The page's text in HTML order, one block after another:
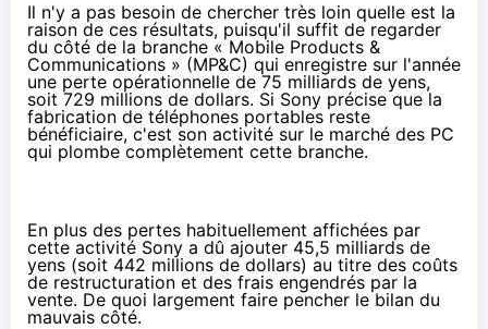
Il n'y a pas besoin de chercher très loin quelle est la
raison de ces résultats, puisqu'il suffit de regarder
du côté de la branche « Mobile Products &
Communications » (MP&C) qui enregistre sur l'année
une perte opérationnelle de 75 milliards de yens,
soit 729 millions de dollars. Si Sony précise que la
fabrication de téléphones portables reste
bénéficiaire, c'est son activité sur le marché des PC
qui plombe complètement cette branche.
En plus des pertes habituellement affichées par
cette activité Sony a dû ajouter 45,5 milliards de
yens (soit 442 millions de dollars) au titre des coûts
de restructuration et des frais engendrés par la
vente. De quoi largement faire pencher le bilan du
mauvais côté.